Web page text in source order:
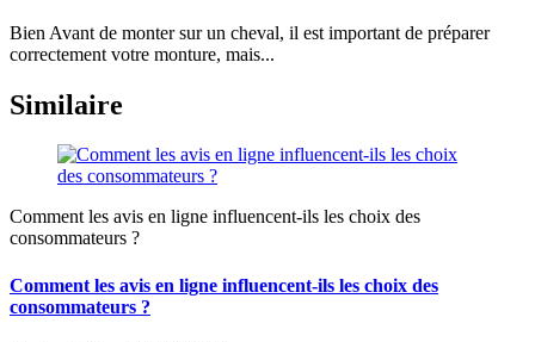
Bien Avant de monter sur un cheval, il est important de préparer
correctement votre monture, mais...
Similaire
Comment les avis en ligne influencent-ils les choix des
consommateurs ?
Comment les avis en ligne influencent-ils les choix des
consommateurs ?